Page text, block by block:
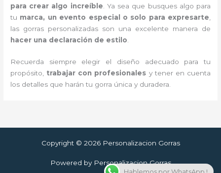
para crear algo increíble . Ya sea que busques algo para
tu marca, un evento especial o solo para expresarte
las gorras personalizadas son una excelente manera de
hacer una declaración de estilo
Recuerda siempre elegir el diseño adecuado para tu
propósito, trabajar con profesionales y tener en cuenta
los detalles que harán tu gorra única y duradera.
Copyright © 2026 Personalizacion Gorras
Powered by Personalizacion Gorras